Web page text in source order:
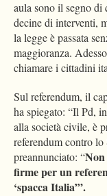
aula sono il segno di
decine di interventi,
la legge è passata
maggioranza.
chiamare i cittadini
Sul referendum, il
ha spiegato: “Il Pd,
alla società civile, è
referendum contro
preannunciato: “
firme per un
‘spacca Italia’”.